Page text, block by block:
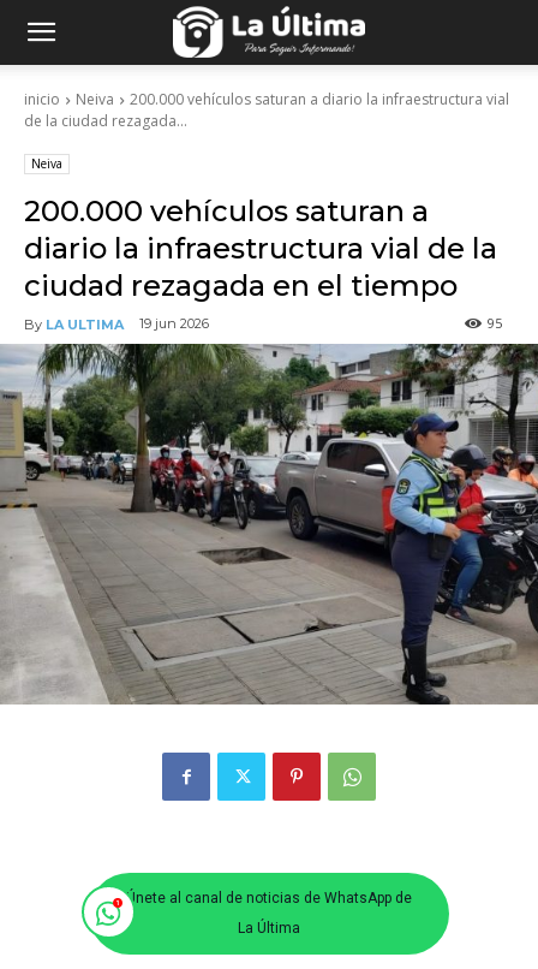
inicio Neiva
200.000 vehículos saturan a diario la infraestructura vial
de la ciudad rezagada...
Neiva
200.000 vehículos saturan a
diario la infraestructura vial de la
ciudad rezagada en el tiempo
By LA ULTIMA 19 jun 2026 95
Únete al canal de noticias de WhatsApp de
La Última